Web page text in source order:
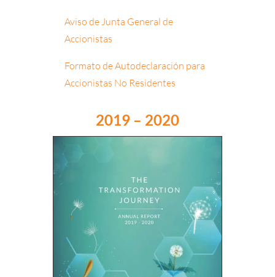
Aviso de Junta General de
Accionistas
Formato de Autodeclaración para
Accionistas No Residentes
2019 – 2020